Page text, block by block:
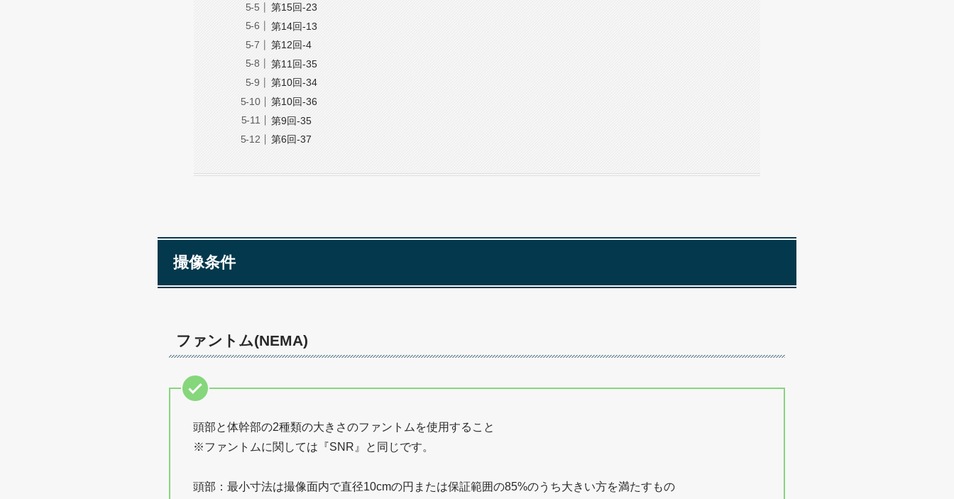
第15回-23
第14回-13
第12回-4
第11回-35
第10回-34
第10回-36
第9回-35
第6回-37
撮像条件
ファントム(NEMA)
頭部と体幹部の2種類の大きさのファントムを使用すること
※ファントムに関しては『SNR』と同じです。
頭部：最小寸法は撮像面内で直径10cmの円または保証範囲の85%のうち大きい方を満たすもの